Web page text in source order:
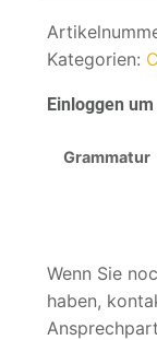
Kategorien:
Einloggen
Grammatur
Wenn Sie
haben,